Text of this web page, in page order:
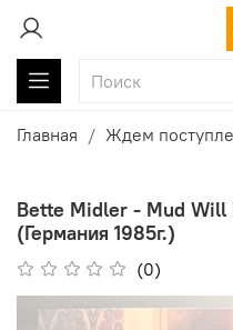
Главная Ждем
Bette Midler - Mud Will
(Германия 1985г.)
(0)